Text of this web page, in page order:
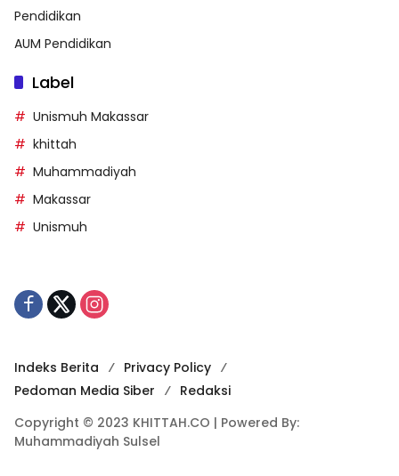
Pendidikan
AUM Pendidikan
Label
Unismuh Makassar
khittah
Muhammadiyah
Makassar
Unismuh
Indeks Berita
Privacy Policy
Pedoman Media Siber
Redaksi
Copyright © 2023 KHITTAH.CO | Powered By:
Muhammadiyah Sulsel